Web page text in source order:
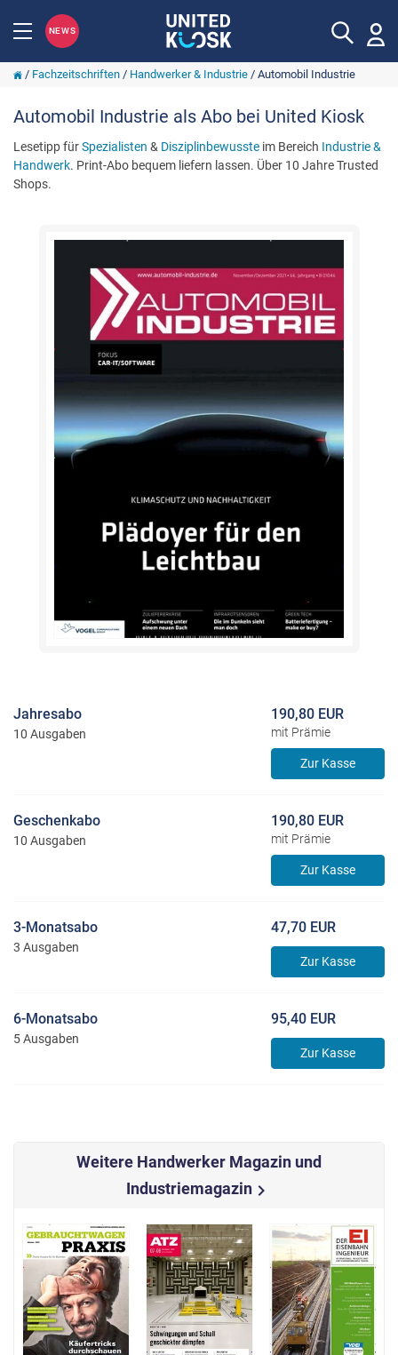
NEWS
/ Fachzeitschriften/ Handwerker & Industrie/ Automobil Industrie
Automobil Industrie als Abo bei United Kiosk
Lesetipp fürSpezialisten & Disziplinbewusste im Bereich Industrie &
Handwerk. Print-Abo bequem liefern lassen. Über 10 Jahre Trusted
Shops.
Jahresabo
10 Ausgaben
190,80 EUR
mit Prämie
Zur Kasse
Geschenkabo
10 Ausgaben
190,80 EUR
mit Prämie
Zur Kasse
3-Monatsabo
3 Ausgaben
47,70 EUR
Zur Kasse
6-Monatsabo
5 Ausgaben
95,40 EUR
Zur Kasse
Weitere Handwerker Magazin und
Industriemagazinchevron_right